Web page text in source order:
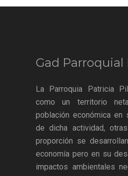
Gad
La Parroquia Patricia
como un territorio
población económica
de dicha actividad,
proporción se
economía pero en su
impactos ambientales